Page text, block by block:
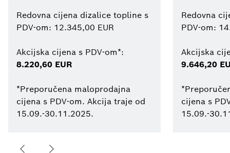
Redovna cijena dizalice topline s
PDV-om: 12.345,00 EUR
Akcijska cijena s PDV-om*:
8.220,60 EUR
*Preporučena maloprodajna
cijena s PDV-om. Akcija traje od
15.09.-30.11.2025.
Redovna
PDV-om:
Akcijska
9.646,20
cijena s
15.09.-